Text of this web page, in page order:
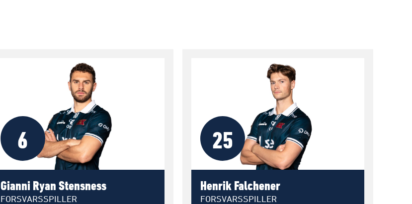
6
Gianni Ryan Stensness
FORSVARSSPILLER
25
Henrik Falchener
FORSVARSSPILLER